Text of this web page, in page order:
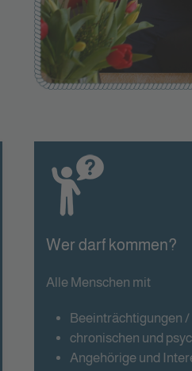
Wer darf kommen?
Alle Menschen mit
Beeinträchtigungen
chronischen und
Angehörige und